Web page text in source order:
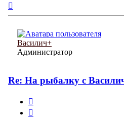
Василич+
Администратор
Re: На рыбалку с